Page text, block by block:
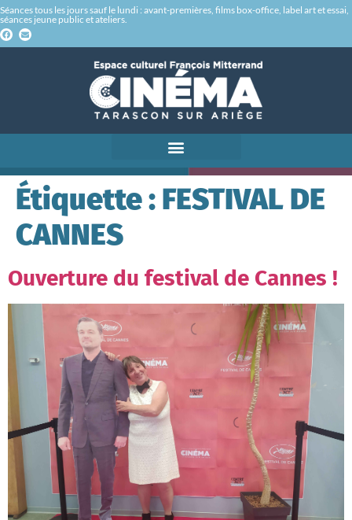
Séances tous les jours sauf le lundi : avant-premières, films box-office, label art et essai,
séances jeune public et ateliers.
Étiquette :FESTIVAL DE
CANNES
Ouverture du festival de Cannes !